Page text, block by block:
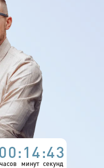
секунд
минут
часов
00:14:42